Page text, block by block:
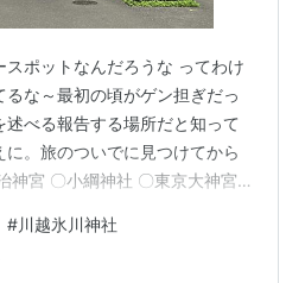
ポットなんだろうな ってわけ
るな～最初の頃がゲン担ぎだっ
べる報告する場所だと知って
。旅のついでに見つけてから
神宮 〇小綱神社 〇東京大神宮
越氷川神社 ９つか、この中で
川越氷川神社、靖国神社、愛宕
#川越氷川神社